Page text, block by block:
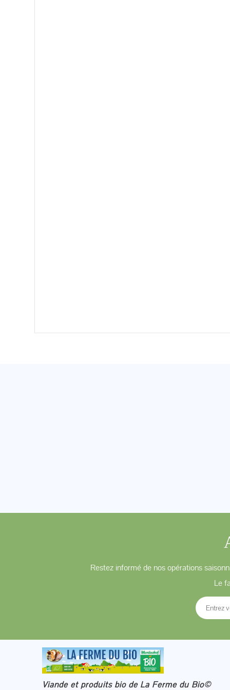
Restez informé de nos opérations
Le
Viande et produits bio de La Ferme du Bio©